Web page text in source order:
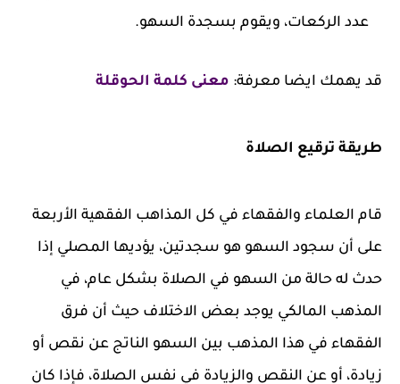
عدد الركعات، ويقوم بسجدة السهو.
قد يهمك ايضا معرفة: معنى كلمة الحوقلة
طريقة ترقيع الصلاة
قام العلماء والفقهاء في كل المذاهب الفقهية الأربعة
على أن سجود السهو هو سجدتين، يؤديها المصلي إذا
حدث له حالة من السهو في الصلاة بشكل عام، في
المذهب المالكي يوجد بعض الاختلاف حيث أن فرق
الفقهاء في هذا المذهب بين السهو الناتج عن نقص أو
زيادة، أو عن النقص والزيادة في نفس الصلاة، فإذا كان